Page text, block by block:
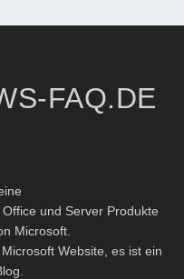
FAQ.DE
und Server Produkte
Microsoft.
Website, es ist ein